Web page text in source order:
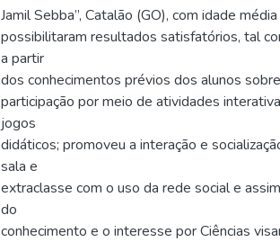
Jamil Sebba”, Catalão (GO), com idade
possibilitaram resultados satisfatórios, tal
a partir
dos conhecimentos prévios dos alunos
participação por meio de atividades
jogos
didáticos; promoveu a interação e
sala e
extraclasse com o uso da rede social e
do
conhecimento e o interesse por Ciências